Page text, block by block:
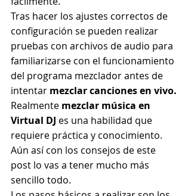
Tras hacer los ajustes correctos de
configuración se pueden realizar
pruebas con archivos de audio para
familiarizarse con el funcionamiento
del programa mezclador antes de
intentar mezclar canciones en vivo.
Realmente mezclar música en
Virtual DJ es una habilidad que
requiere práctica y conocimiento.
Aún así con los consejos de este
post lo vas a tener mucho más
sencillo todo.